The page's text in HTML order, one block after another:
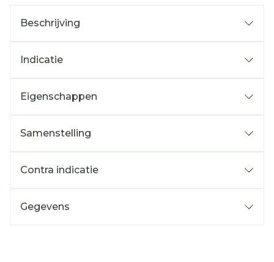
Beschrijving
Indicatie
Eigenschappen
Samenstelling
Contra indicatie
Gegevens